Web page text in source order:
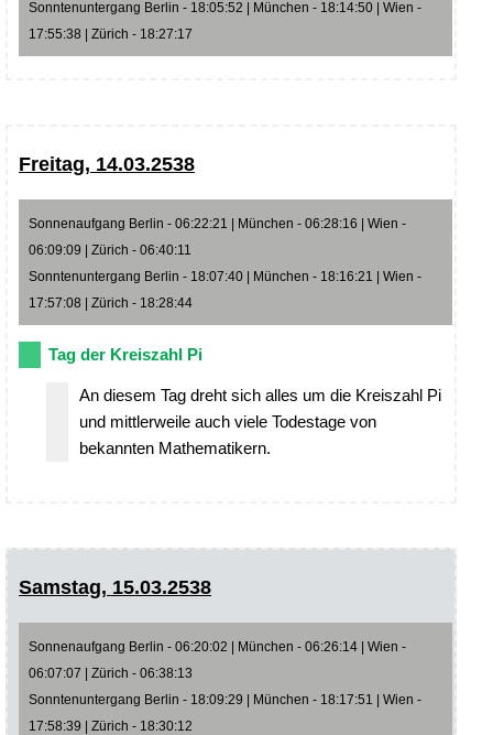
Sonntenuntergang Berlin - 18:05:52 | München - 18:14:50 | Wien -
17:55:38 | Zürich - 18:27:17
Freitag, 14.03.2538
Sonnenaufgang Berlin - 06:22:21 | München - 06:28:16 | Wien -
06:09:09 | Zürich - 06:40:11
Sonntenuntergang Berlin - 18:07:40 | München - 18:16:21 | Wien -
17:57:08 | Zürich - 18:28:44
Tag der Kreiszahl Pi
An diesem Tag dreht sich alles um die Kreiszahl Pi
und mittlerweile auch viele Todestage von
bekannten Mathematikern.
Samstag, 15.03.2538
Sonnenaufgang Berlin - 06:20:02 | München - 06:26:14 | Wien -
06:07:07 | Zürich - 06:38:13
Sonntenuntergang Berlin - 18:09:29 | München - 18:17:51 | Wien -
17:58:39 | Zürich - 18:30:12